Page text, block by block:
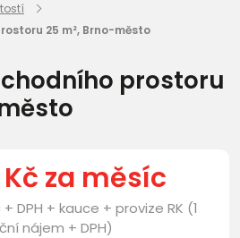
25 m², Brno-město
prostoru
Kč za měsíc
DPH + kauce + provize RK (1
nájem + DPH)